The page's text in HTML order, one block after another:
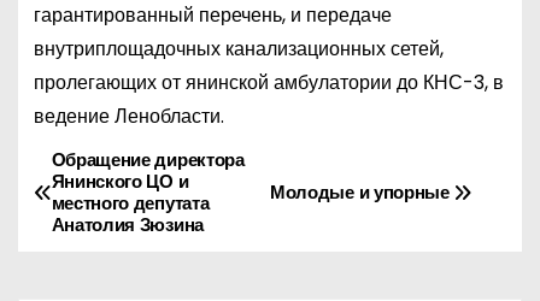
гарантированный перечень, и передаче
внутриплощадочных канализационных сетей,
пролегающих от янинской амбулатории до КНС-3, в
ведение Ленобласти.
Н
а
Молодые и упорные
Обращение директора
Янинского ЦО и
местного депутата
Анатолия Зюзина